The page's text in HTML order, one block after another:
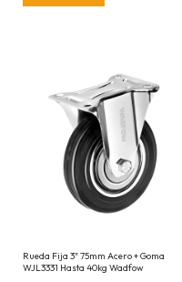
Rueda Fija 3" 75mm Acero + Goma
WJL3331 Hasta 40kg Wadfow